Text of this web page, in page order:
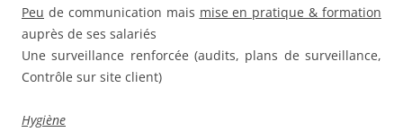
Peu de communication mais mise en pratique & formation
auprès de ses salariés
Une surveillance renforcée (audits, plans de surveillance,
Contrôle sur site client)
Hygiène